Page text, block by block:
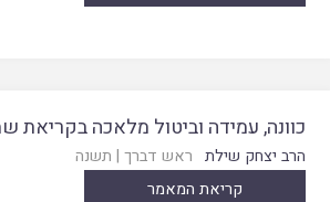
כוונה, עמידה וביטול מלאכה בקריאת
הרב יצחק שילת ראש דברך | תשנה
קריאת המאמר